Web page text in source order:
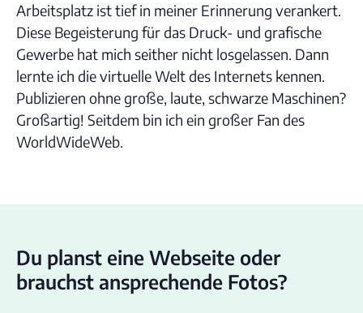
Arbeitsplatz ist tief in meiner Erinnerung verankert.
Diese Begeisterung für das Druck- und grafische
Gewerbe hat mich seither nicht losgelassen. Dann
lernte ich die virtuelle Welt des Internets kennen.
Publizieren ohne große, laute, schwarze Maschinen?
Großartig! Seitdem bin ich ein großer Fan des
WorldWideWeb.
Du planst eine Webseite oder
brauchst ansprechende Fotos?